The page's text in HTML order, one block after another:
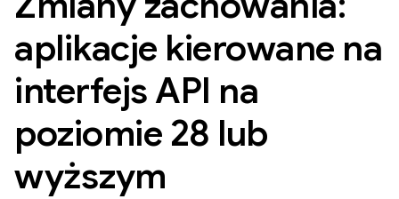
aplikacje kierowane na
interfejs API na
poziomie 28 lub
wyższym